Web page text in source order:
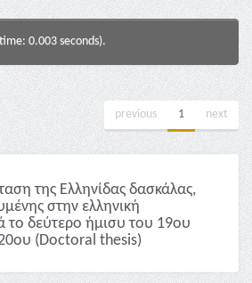
0.003 seconds).
previous 1 next
της Ελληνίδας δασκάλας,
στην ελληνική
το δεύτερο ήμισυ του 19ου
(Doctoral thesis)